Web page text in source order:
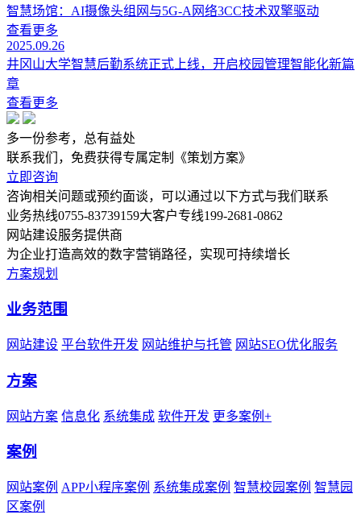
智慧场馆：AI摄像头组网与5G-A网络3CC技术双擎驱动
查看更多
2025.09.26
井冈山大学智慧后勤系统正式上线，开启校园管理智能化新篇
章
查看更多
多一份参考，总有益处
联系我们，免费获得专属定制《策划方案》
立即咨询
咨询相关问题或预约面谈，可以通过以下方式与我们联系
业务热线0755-83739159大客户专线199-2681-0862
网站建设服务提供商
为企业打造高效的数字营销路径，实现可持续增长
方案规划
业务范围
网站建设 平台软件开发 网站维护与托管 网站SEO优化服务
方案
网站方案 信息化 系统集成 软件开发 更多案例+
案例
网站案例 APP小程序案例 系统集成案例 智慧校园案例 智慧园
区案例